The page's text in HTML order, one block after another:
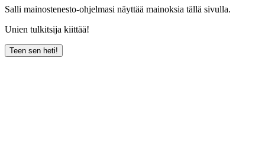
Salli mainostenesto-ohjelmasi näyttää mainoksia tällä sivulla.
Unien tulkitsija kiittää!
Teen sen heti!